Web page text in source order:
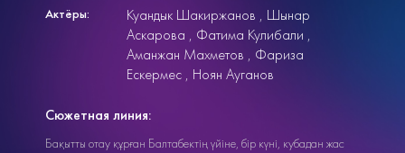
Актёры: Куандык Шакиржанов
Шынар
Аскарова
Фатима Кулибали
Аманжан Махметов
Фариза
Ескермес
Ноян Ауганов
Сюжетная линия:
Бақытты отау құрған Балтабектің үйіне, бір күні, кубадан жас